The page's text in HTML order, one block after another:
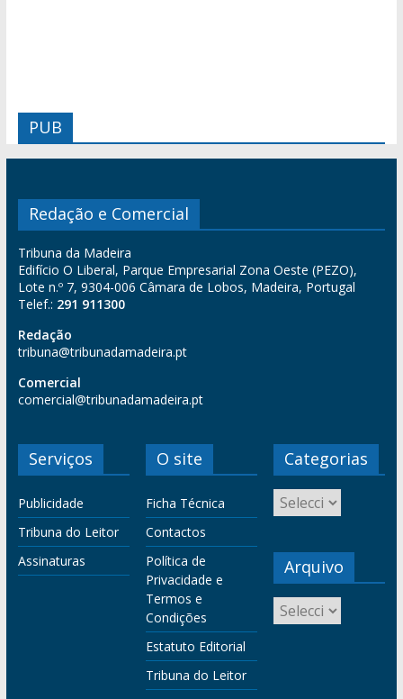
PUB
Redação e Comercial
Tribuna da Madeira
Edifício O Liberal, Parque Empresarial Zona Oeste (PEZO),
Lote n.º 7, 9304-006 Câmara de Lobos, Madeira, Portugal
Telef.: 291 911300
Redação
tribuna@tribunadamadeira.pt
Comercial
comercial@tribunadamadeira.pt
Serviços
Publicidade
Tribuna do Leitor
Assinaturas
O site
Ficha Técnica
Contactos
Política de
Privacidade e
Termos e
Condições
Estatuto Editorial
Tribuna do Leitor
Categorias
Arquivo